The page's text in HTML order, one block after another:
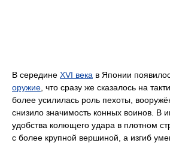
В середине XVI векa в Японии
оружие , что сразу же сказалось на
более усилилась роль пехоты,
снизило значимость конных воинов. В
удобства колющего удара в плотном
с более крупной вершиной, а изгиб